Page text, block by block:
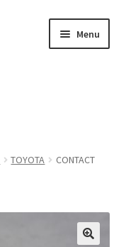
Menu
TOYOTA
CONTACT